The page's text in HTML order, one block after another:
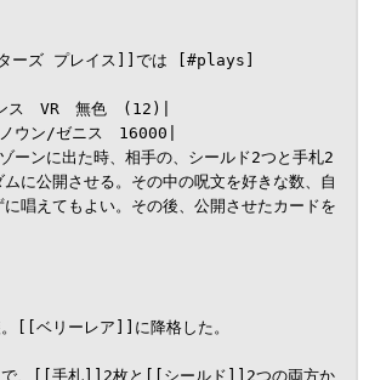
ーズ プレイス]]では [#plays]
ス　VR　無色　(12)|
ウン/ゼニス　16000|
ーンに出た時、相手の、シールド2つと手札2
に公開させる。その中の呪文を好きな数、自
唱えてもよい。その後、公開させたカードを
[[ベリーレア]]に降格した。
[[手札]]2枚と[[シールド]]2つの両方か